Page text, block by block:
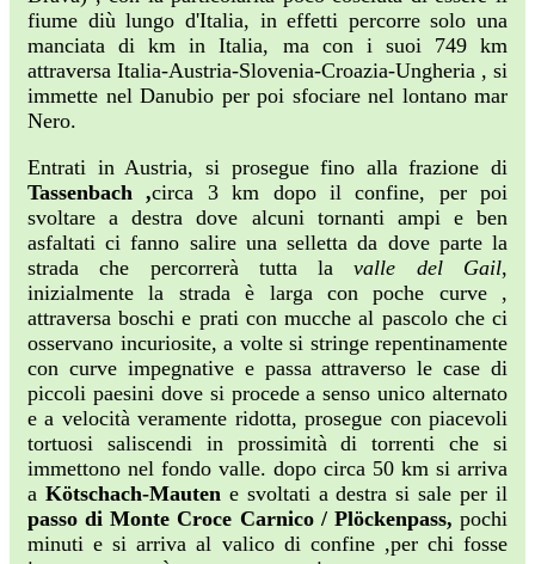
fiume diù lungo d'Italia, in effetti percorre solo una
manciata di km in Italia, ma con i suoi 749 km
attraversa Italia-Austria-Slovenia-Croazia-Ungheria , si
immette nel Danubio per poi sfociare nel lontano mar
Nero.
Entrati in Austria, si prosegue fino alla frazione di
Tassenbach ,circa 3 km dopo il confine, per poi
svoltare a destra dove alcuni tornanti ampi e ben
asfaltati ci fanno salire una selletta da dove parte la
strada che percorrerà tutta lavalle del Gail,
inizialmente la strada è larga con poche curve ,
attraversa boschi e prati con mucche al pascolo che ci
osservano incuriosite, a volte si stringe repentinamente
con curve impegnative e passa attraverso le case di
piccoli paesini dove si procede a senso unico alternato
e a velocità veramente ridotta, prosegue con piacevoli
tortuosi saliscendi in prossimità di torrenti che si
immettono nel fondo valle. dopo circa 50 km si arriva
a Kötschach-Mauten e svoltati a destra si sale per il
passo di Monte Croce Carnico / Plöckenpass, pochi
minuti e si arriva al valico di confine ,per chi fosse